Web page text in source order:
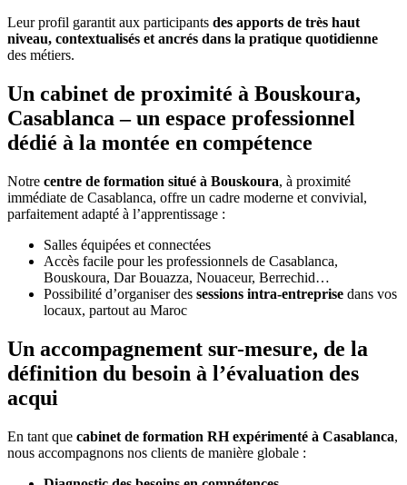
Leur profil garantit aux participants des apports de très haut
niveau, contextualisés et ancrés dans la pratique quotidienne
des métiers.
Un cabinet de proximité à Bouskoura,
Casablanca – un espace professionnel
dédié à la montée en compétence
Notre centre de formation situé à Bouskoura, à proximité
immédiate de Casablanca, offre un cadre moderne et convivial,
parfaitement adapté à l’apprentissage :
Salles équipées et connectées
Accès facile pour les professionnels de Casablanca,
Bouskoura, Dar Bouazza, Nouaceur, Berrechid…
Possibilité d’organiser des sessions intra-entreprise dans vos
locaux, partout au Maroc
Un accompagnement sur-mesure, de la
définition du besoin à l’évaluation des
acqui
En tant que cabinet de formation RH expérimenté à Casablanca,
nous accompagnons nos clients de manière globale :